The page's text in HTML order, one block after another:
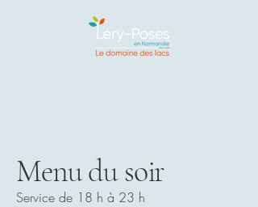
Menu du soir
Service de 18 h à 23 h